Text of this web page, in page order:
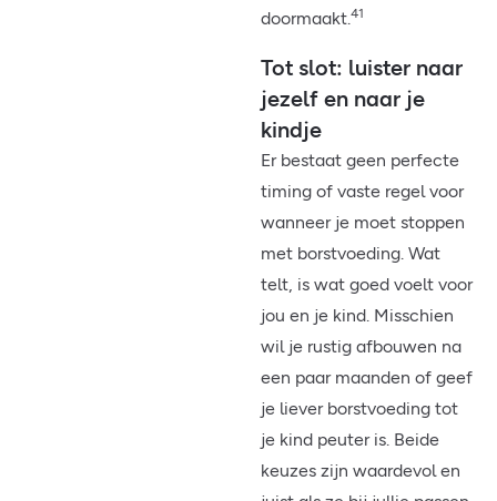
doormaakt.41
Tot slot: luister naar
jezelf en naar je
kindje
Er bestaat geen perfecte
timing of vaste regel voor
wanneer je moet stoppen
met borstvoeding. Wat
telt, is wat goed voelt voor
jou en je kind. Misschien
wil je rustig afbouwen na
een paar maanden of geef
je liever borstvoeding tot
je kind peuter is. Beide
keuzes zijn waardevol en